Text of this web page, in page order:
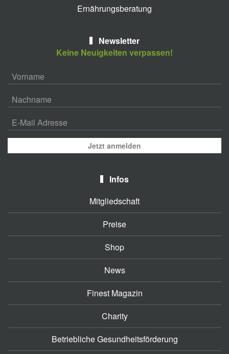
Ernährungsberatung
Newsletter
Keine Neuigkeiten verpassen!
Jetzt anmelden
Infos
Mitgliedschaft
Preise
Shop
News
Finest Magazin
Charity
Betriebliche Gesundheitsförderung